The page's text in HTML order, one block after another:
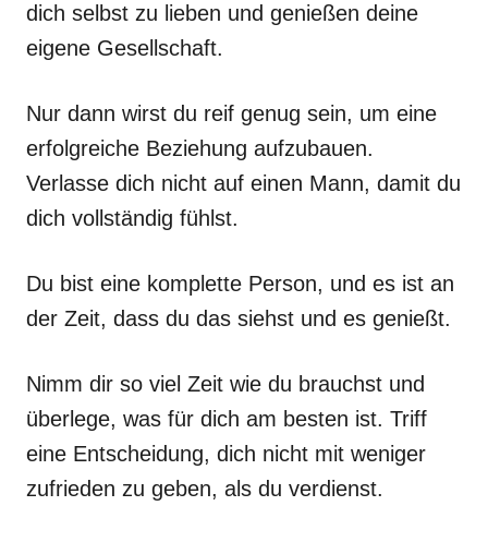
dich selbst zu lieben und genießen deine
eigene Gesellschaft.
Nur dann wirst du reif genug sein, um eine
erfolgreiche Beziehung aufzubauen.
Verlasse dich nicht auf einen Mann, damit du
dich vollständig fühlst.
Du bist eine komplette Person, und es ist an
der Zeit, dass du das siehst und es genießt.
Nimm dir so viel Zeit wie du brauchst und
überlege, was für dich am besten ist. Triff
eine Entscheidung, dich nicht mit weniger
zufrieden zu geben, als du verdienst.